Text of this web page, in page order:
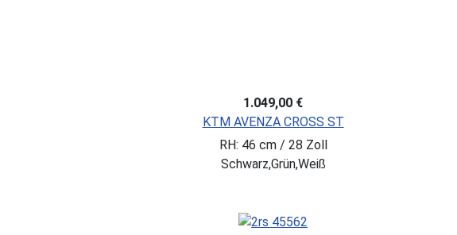
1.049,00 €
KTM AVENZA CROSS ST
RH: 46 cm / 28 Zoll
Schwarz,Grün,Weiß